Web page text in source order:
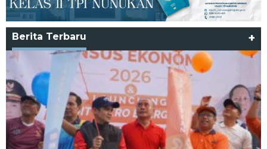
Berita Terbaru +